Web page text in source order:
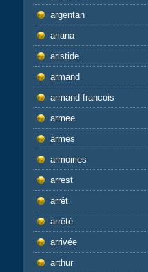
argentan
ariana
aristide
armand
armand-francois
armee
armes
armoiries
arrest
arrêt
arrêté
arrivée
arthur